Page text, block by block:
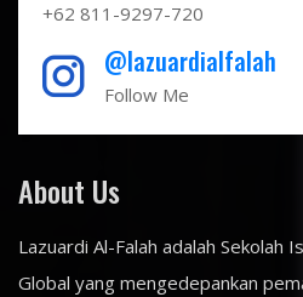
+62 811-9297-720
@lazuardialfalah
Follow Me
About Us
Lazuardi Al-Falah adalah Sekolah
Global yang mengedepankan